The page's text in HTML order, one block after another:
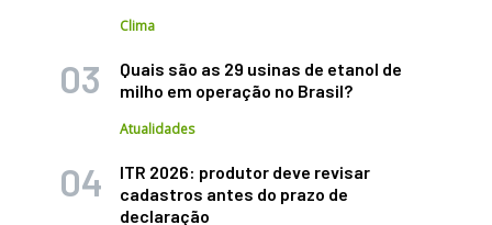
Clima
Quais são as 29 usinas de etanol de
milho em operação no Brasil?
Atualidades
ITR 2026: produtor deve revisar
cadastros antes do prazo de
declaração